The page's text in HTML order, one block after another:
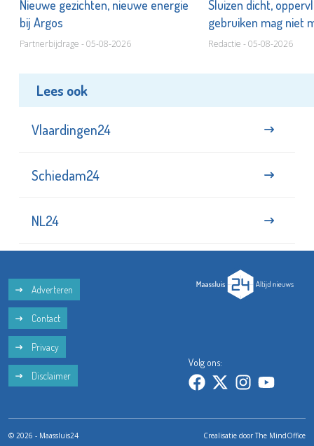
Nieuwe gezichten, nieuwe energie
bij Argos
Partnerbijdrage - 05-08-2026
Sluizen dicht,
gebruiken mag niet
Redactie - 05-08-2026
Lees ook
Vlaardingen24
Schiedam24
NL24
Adverteren
Contact
Privacy
Disclaimer
Volg ons:
© 2026 - Maassluis24 Crealisatie door The MindOffice